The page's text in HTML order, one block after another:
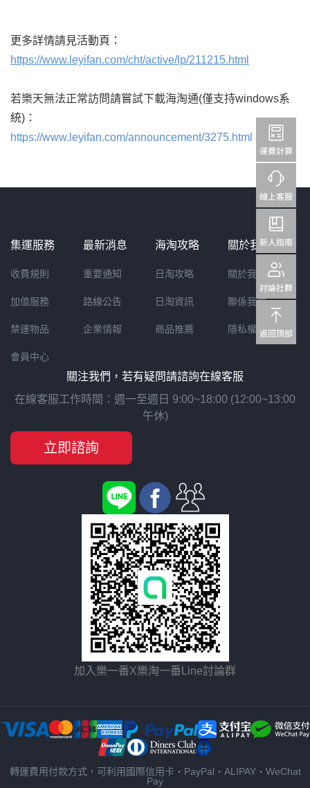
更多詳情請見活動頁：
https://www.leyifan.com/cht/active/lp/211215.html
若樂天無法正常訪問請嘗試下載海淘通(僅支持windows系
統)：
https://www.leyifan.com/announcement/3275.html
集運服務
收費規則
加值服務
禁運物品
會員中心
最新消息
重要通知
路線公告
企業情報
海淘攻略
日淘攻略
日淘資訊
商品推薦
關於我們
關於我們
聯係我們
隱私權聲明
關注我們，若有疑問請諮詢在線客服
在線客服工作時間：週一至週日 9:00~18:00 (12:00~13:00
午休)
立即諮詢
加入樂一番X樂淘一番Line討論群
轉運費用付款方式，可利用國際信用卡・PayPal・ALIPAY・WeChat
Pay